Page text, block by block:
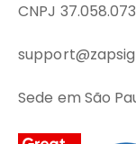
CNPJ
Sede em São